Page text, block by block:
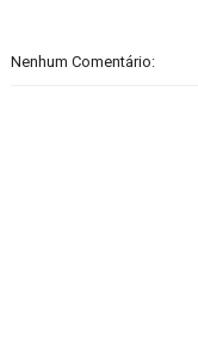
Nenhum Comentário: